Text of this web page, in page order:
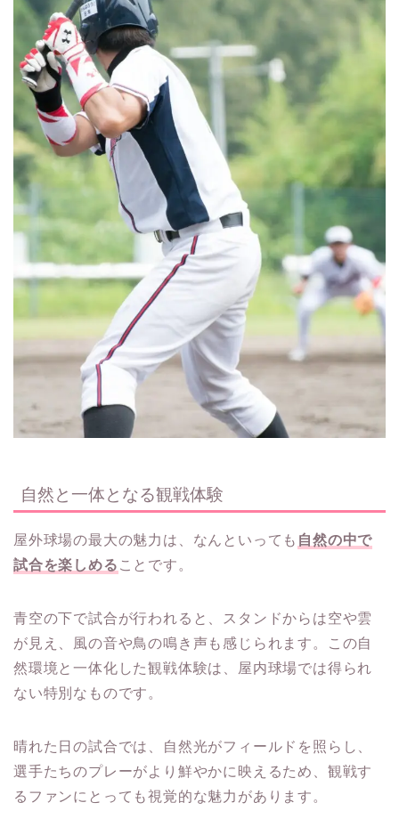
自然と一体となる観戦体験
屋外球場の最大の魅力は、なんといっても 自然の中で
試合を楽しめることです。
青空の下で試合が行われると、スタンドからは空や雲
が見え、風の音や鳥の鳴き声も感じられます。この自
然環境と一体化した観戦体験は、屋内球場では得られ
ない特別なものです。
晴れた日の試合では、自然光がフィールドを照らし、
選手たちのプレーがより鮮やかに映えるため、観戦す
るファンにとっても視覚的な魅力があります。